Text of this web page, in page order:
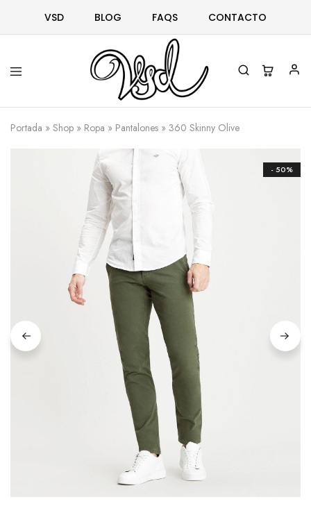
VSD BLOG FAQS CONTACTO
Vsd
Ropa
complementos
Portada » Shop » Ropa » Pantalones » 360 Skinny Olive
- 50%